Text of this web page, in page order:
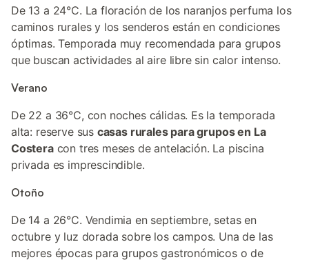
De 13 a 24°C. La floración de los naranjos perfuma los
caminos rurales y los senderos están en condiciones
óptimas. Temporada muy recomendada para grupos
que buscan actividades al aire libre sin calor intenso.
Verano
De 22 a 36°C, con noches cálidas. Es la temporada
alta: reserve sus casas rurales para grupos en La
Costeracon tres meses de antelación. La piscina
privada es imprescindible.
Otoño
De 14 a 26°C. Vendimia en septiembre, setas en
octubre y luz dorada sobre los campos. Una de las
mejores épocas para grupos gastronómicos o de